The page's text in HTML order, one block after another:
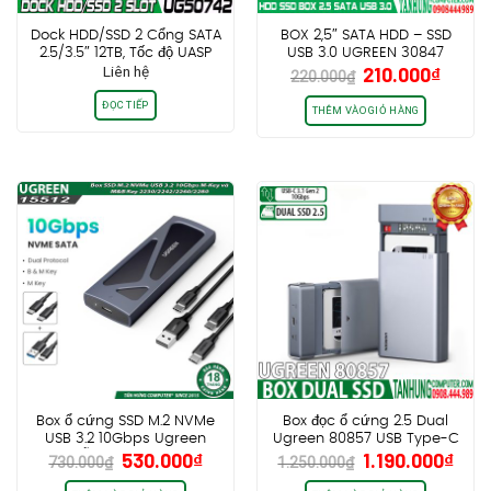
Dock HDD/SSD 2 Cổng SATA
2.5/3.5″ 12TB, Tốc độ UASP
6Gbps Ugreen
50742/50854
Liên hệ
ĐỌC TIẾP
BOX 2,5″ SATA HDD – SSD
USB 3.0 UGREEN 30847
220.000₫ Giá
gốc
là:
220.000₫.
210.000₫Giá
THÊM VÀO GIỎ HÀNG
Box ổ cứng SSD M.2 NVMe
USB 3.2 10Gbps Ugreen
15512, Hỗ trợ 8TB, UASP Trim
cho M-Key và M&B Key
730.000₫ Giá
gốc
530.000₫Giá
Box đọc ổ cứng 2.5 Dual
Ugreen 80857 USB Type-C
3.1 Gen 2, dung lượng SSD
2x 6TB.
1.250.000₫ Giá
gốc
1.190.000₫Giá